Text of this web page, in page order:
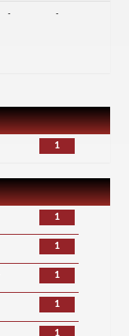
- -
1
1
1
1
1
1